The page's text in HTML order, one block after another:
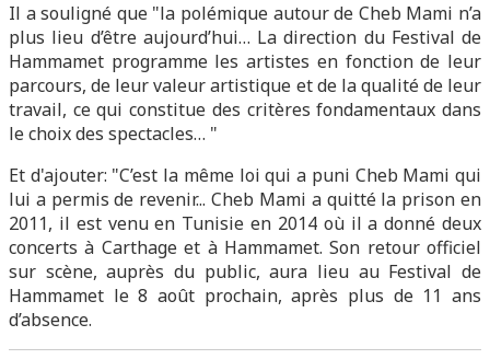
Il a souligné que "la polémique autour de Cheb Mami n’a
plus lieu d’être aujourd’hui… La direction du Festival de
Hammamet programme les artistes en fonction de leur
parcours, de leur valeur artistique et de la qualité de leur
travail, ce qui constitue des critères fondamentaux dans
le choix des spectacles… "
Et d'ajouter: "C’est la même loi qui a puni Cheb Mami qui
lui a permis de revenir... Cheb Mami a quitté la prison en
2011, il est venu en Tunisie en 2014 où il a donné deux
concerts à Carthage et à Hammamet. Son retour officiel
sur scène, auprès du public, aura lieu au Festival de
Hammamet le 8 août prochain, après plus de 11 ans
d’absence.